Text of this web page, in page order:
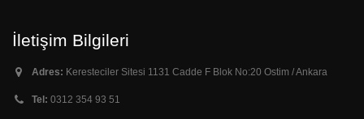
İletişim Bilgileri
Adres: Keresteciler Sitesi 1131 Cadde F Blok No:20 Ostim / Ankara
Tel: 0312 354 93 51